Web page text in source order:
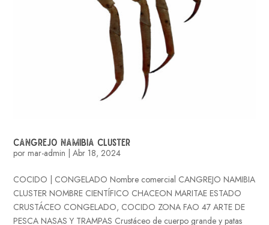
CANGREJO NAMIBIA CLUSTER
pormar-admin |Abr 18, 2024
COCIDO | CONGELADO Nombre comercial CANGREJO NAMIBIA
CLUSTER NOMBRE CIENTÍFICO CHACEON MARITAE ESTADO
CRUSTÁCEO CONGELADO, COCIDO ZONA FAO 47 ARTE DE
PESCA NASAS Y TRAMPAS Crustáceo de cuerpo grande y patas